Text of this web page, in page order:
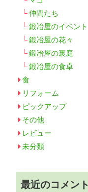
仲間たち
鍛冶屋のイベント
鍛冶屋の花々
鍛冶屋の裏庭
鍛冶屋の食卓
食
リフォーム
ピックアップ
その他
レビュー
未分類
最近のコメント